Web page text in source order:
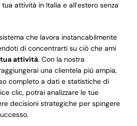
attività in Italia e all’estero senza
che lavora instancabilmente
di concentrarti su ciò che ami
attività. Con la nostra
una clientela più ampia,
completo a dati e statistiche di
clic, potrai analizzare le tue
decisioni strategiche per spingere